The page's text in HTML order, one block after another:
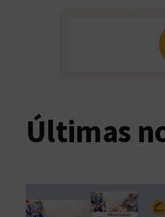
t
o
r
Últimas